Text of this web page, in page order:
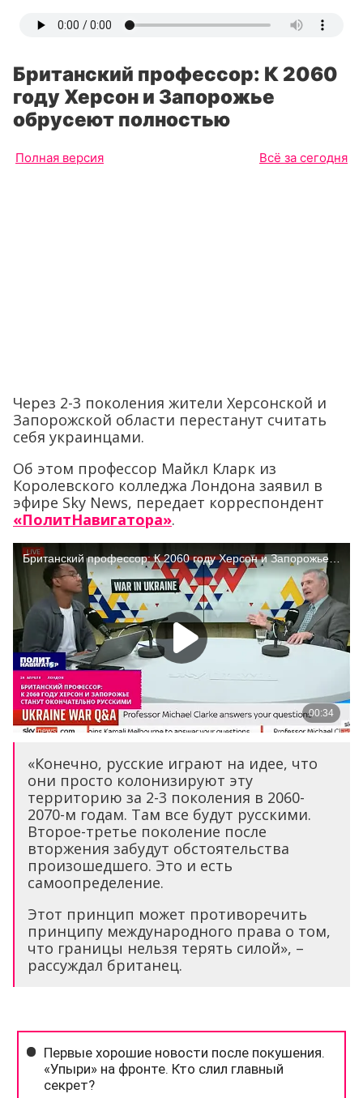
Британский профессор: К 2060
году Херсон и Запорожье
обрусеют полностью
Полная версия Всё за сегодня
Через 2-3 поколения жители Херсонской и
Запорожской области перестанут считать
себя украинцами.
Об этом профессор Майкл Кларк из
Королевского колледжа Лондона заявил в
эфире Sky News, передает корреспондент
«ПолитНавигатора».
«Конечно, русские играют на идее, что
они просто колонизируют эту
территорию за 2-3 поколения в 2060-
2070-м годам. Там все будут русскими.
Второе-третье поколение после
вторжения забудут обстоятельства
произошедшего. Это и есть
самоопределение.
Этот принцип может противоречить
принципу международного права о том,
что границы нельзя терять силой», –
рассуждал британец.